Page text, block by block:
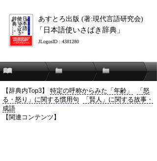
あすとろ出版 (著:現代言語研究会)
「日本語使いさばき辞典」
JLogosID : 4381280
【辞典内Top3】 特定の呼称からみた「年齢」
「怒
る・怒り」に関する慣用句
「賢人」に関する故事・
成語
【関連コンテンツ】